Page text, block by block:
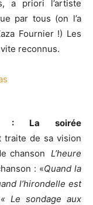
a priori l’artiste
par tous (on l’a
Fournier !) Les
reconnus.
La soirée
traite de sa vision
chanson L’heure
: «Quand la
l’hirondelle est
Le sondage aux